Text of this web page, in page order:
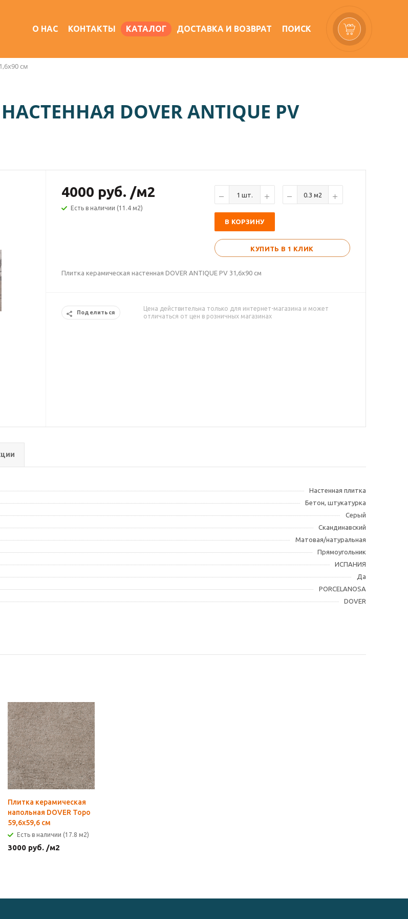
О НАС КОНТАКТЫ КАТАЛОГ ДОСТАВКА И ВОЗВРАТ ПОИСК
см
DOVER ANTIQUE PV
4000 руб. /м2
Есть в наличии (11.4 м2)
В КОРЗИНУ
КУПИТЬ В 1 КЛИК
Плитка керамическая настенная DOVER ANTIQUE PV 31,6х90 см
Поделиться
Цена действительна только для интернет-магазина и может
отличаться от цен в розничных магазинах
Настенная плитка
Бетон, штукатурка
Серый
Скандинавский
Матовая/натуральная
Прямоугольник
ИСПАНИЯ
Да
PORCELANOSA
DOVER
Плитка керамическая
напольная DOVER Topo
59,6х59,6 см
Есть в наличии (17.8 м2)
3000 руб. /м2